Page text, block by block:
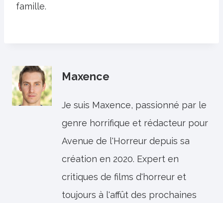
famille.
Maxence
Je suis Maxence, passionné par le
genre horrifique et rédacteur pour
Avenue de l'Horreur depuis sa
création en 2020. Expert en
critiques de films d'horreur et
toujours à l'affût des prochaines